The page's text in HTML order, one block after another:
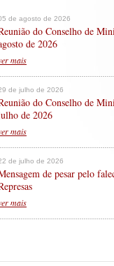
de agosto de 2026
do Conselho de
de 2026
mais
de julho de 2026
do Conselho de
de 2026
mais
de julho de 2026
de pesar pelo
mais